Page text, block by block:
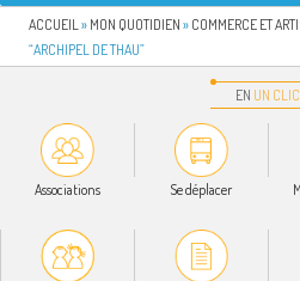
ACCUEIL » MON QUOTIDIEN » COMMERCE ET
“ARCHIPEL DE THAU”
EN UN CLIC
Associations Se déplacer